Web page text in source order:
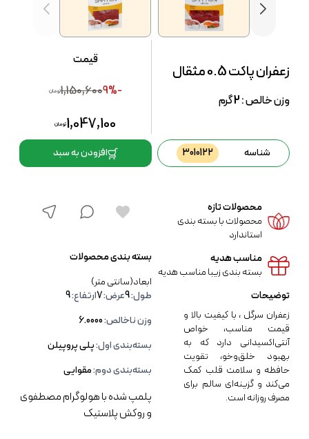
زعفران پاکت 0.5 مثقال
وزن خالص :2گرم
توضیحات
زعفران سرگل ، با کیفیت بالا و
قیمت مناسب، خواص
آنتی‌اکسیدانی دارد که به
بهبود خلق‌وخو، تقویت
حافظه و سلامت قلب کمک
می‌کند و گزینه‌ای سالم برای
مصرف روزانه است.
بسته بندی محصولات
ابعاد(سانتی متر)
طول:9عرض:7ارتفاع:9
وزن ناخالص:6.0000
بسته‌بندی اول:پلی پروپیلن
بسته‌بندی دوم:مقوایی
پلمپ شده با هولوگرام مصطفوی
و روکش پلاستیک
محصولات تازه
محصولات با بسته بندی
استاندارد
مناسب هدیه
بسته بندی زیبا مناسب هدیه
قیمت
-9%
1,150,600تومان
1,047,100تومان
افزودن به سبد شناسه 3010122